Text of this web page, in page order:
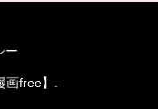
ー
free】.